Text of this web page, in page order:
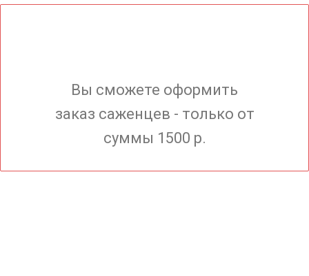
Вы сможете оформить
заказ саженцев - только от
суммы 1500 р.